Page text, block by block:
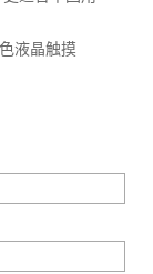
液晶触摸